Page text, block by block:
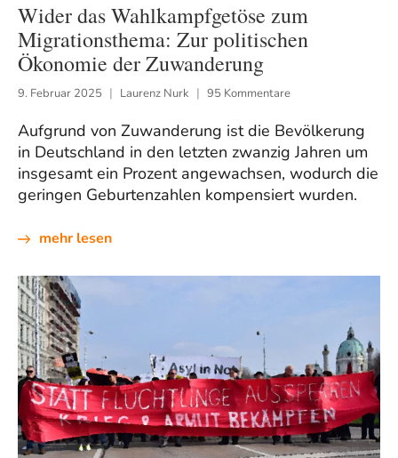
Wider das Wahlkampfgetöse zum
Migrationsthema: Zur politischen
Ökonomie der Zuwanderung
9. Februar 2025 Laurenz Nurk 95 Kommentare
Aufgrund von Zuwanderung ist die Bevölkerung
in Deutschland in den letzten zwanzig Jahren um
insgesamt ein Prozent angewachsen, wodurch die
geringen Geburtenzahlen kompensiert wurden.
mehr lesen